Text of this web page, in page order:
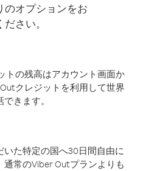
のオプションをお
さい。
トの残高はアカウント画面か
クレジットを利用して世界
きます。
た特定の国へ30日間自由に
常のViber Outプランよりも